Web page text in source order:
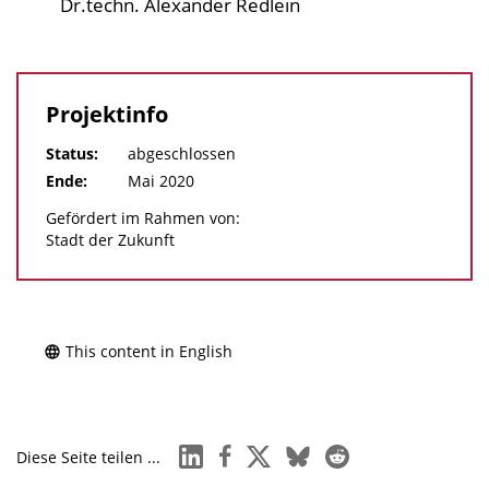
o
nProjektinfo
Status:
abgeschlossen
Ende:
Mai 2020
Gefördert im Rahmen von:
Stadt der Zukunft
This content in English
Diese Seite teilen ... linkedinfacebook
x blueskyreddit